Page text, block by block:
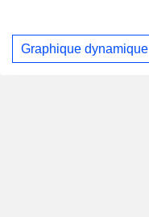
Graphique dynamique